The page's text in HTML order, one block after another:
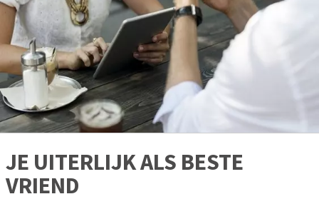
JE UITERLIJK ALS BESTE
VRIEND